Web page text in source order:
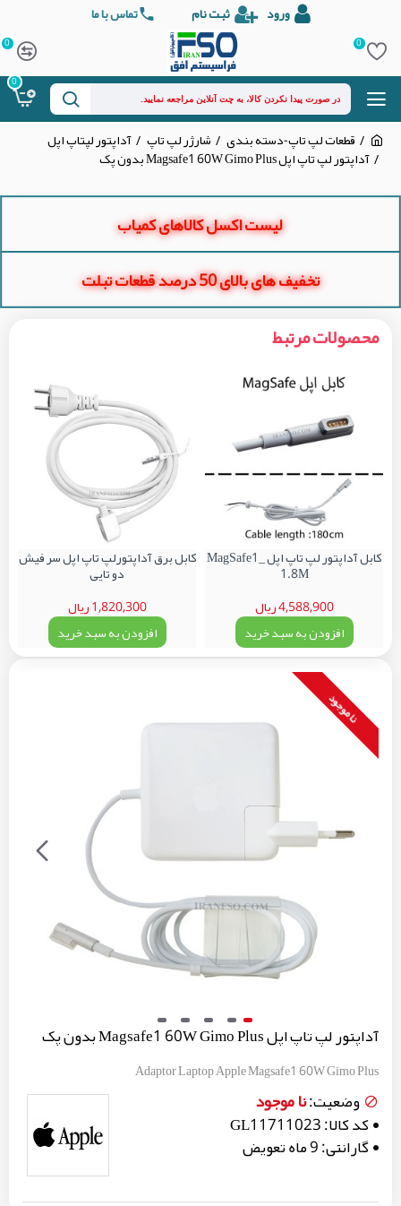
ورود ثبت نام تماس با ما
0
0
0
قطعات لپ تاپ-دسته بندی شارژر لپ تاپ آداپتور لپتاپ اپل
آداپتور لپ تاپ اپل Magsafe1 60W Gimo Plus بدون پک
لیست اکسل کالاهای کمیاب
تخفیف های بالای 50 درصد قطعات تبلت
محصولات مرتبط
کابل آداپتور لپ تاپ اپل MagSafe1_
1.8M
4,588,900 ریال
افزودن به سبد خرید
کابل برق آداپتورلپ تاپ اپل سر فیش
دو تایی
1,820,300 ریال
افزودن به سبد خرید
نا موجود
آداپتور لپ تاپ اپل Magsafe1 60W Gimo Plus بدون پک
Adaptor Laptop Apple Magsafe1 60W Gimo Plus
وضعیت:نا موجود
کد کالا:GL11711023
گارانتی:9 ماه تعویض